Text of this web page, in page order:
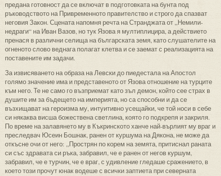
предана готовност да се включат в подготовката на бунта под
ръководството на Привременното правителство и строго да спазват
неговия Закон. Сцената напомня речта на Странджата от „Немили-
недраги“ на Иван Вазов, но тук Язова я мултиплицира, а действието
пренася в различни селища на българската земя, като слушателите на
огненото слово веднага полагат клетва и се заемат с реализацията на
поставените им задачи.
За извисяването на образа на Левски до пиедестала на Апостол
голямо значение има и представеното от Язова отношение на турците
към него. Те не само го възприемат като зъл демон, който сее страх в
душите им за бъдещето на империята, но са способни и да се
възхищават на героизма му, интуитивно усещайки, че той носи в себе
си някаква висша божествена светлина, която го подкрепя и закриля.
По време на залавянето му в Къкринското ханче най-върлият му враг и
преследвач Юсеин Бошнак, ранен от куршума на Дякона, не може да
откъсне очи от него: „Прострян по корем на земята, притиснал раната
си със здравата си ръка, забравил, че е ранен от негов куршум,
забравил, че е турчин, че е враг, с удивление гледаше сражението, в
което този прочут юнак водеше с всички заптиета при северната